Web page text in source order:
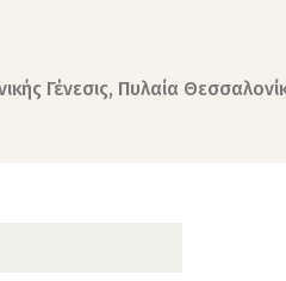
Γένεσις, Πυλαία